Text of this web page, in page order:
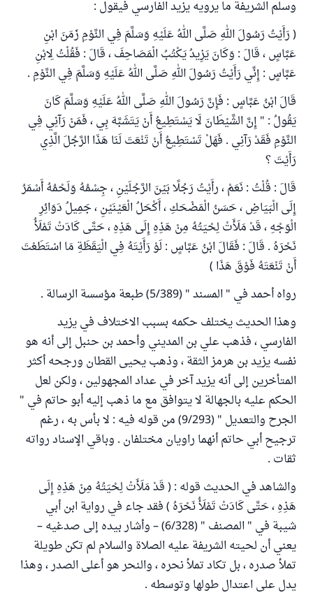
وسلم الشريفة ما يرويه يزيد الفارسي فيقول :
( رَأَيْتُ رَسُولَ اللهِ صَلَّى اللهُ عَلَيْهِ وَسَلَّمَ فِي النَّوْمِ زَمَنَ ابْنِ
عَبَّاسٍ ، قَالَ : وَكَانَ يَزِيدُ يَكْتُبُ الْمَصَاحِفَ ، قَالَ : فَقُلْتُ لِابْنِ
عَبَّاسٍ : إِنِّي رَأَيْتُ رَسُولَ اللهِ صَلَّى اللهُ عَلَيْهِ وَسَلَّمَ فِي النَّوْمِ .
قَالَ ابْنُ عَبَّاسٍ : فَإِنَّ رَسُولَ اللهِ صَلَّى اللهُ عَلَيْهِ وَسَلَّمَ كَانَ
يَقُولُ : " إِنَّ الشَّيْطَانَ لَا يَسْتَطِيعُ أَنْ يَتَشَبَّهَ بِي ، فَمَنْ رَآنِي فِي
النَّوْمِ فَقَدْ رَآنِي . فَهَلْ تَسْتَطِيعُ أَنْ تَنْعَتَ لَنَا هَذَا الرَّجُلَ الَّذِي
رَأَيْتَ ؟
قَالَ : قُلْتُ : نَعَمْ ، رأَيْتُ رَجُلًا بَيْنَ الرَّجُلَيْنِ ، جِسْمُهُ وَلَحْمُهُ أَسْمَرُ
إِلَى الْبَيَاضِ ، حَسَنُ الْمَضْحَكِ ، أَكْحَلُ الْعَيْنَيْنِ ، جَمِيلُ دَوَائِرِ
الْوَجْهِ ، قَدْ مَلَأَتْ لِحْيَتُهُ مِنْ هَذِهِ إِلَى هَذِهِ ، حَتَّى كَادَتْ تَمْلَأُ
نَحْرَهُ . قَالَ : فَقَالَ ابْنُ عَبَّاسٍ : لَوْ رَأَيْتَهُ فِي الْيَقَظَةِ مَا اسْتَطَعْتَ
أَنْ تَنْعَتَهُ فَوْقَ هَذَا )
رواه أحمد في " المسند " (5/389) طبعة مؤسسة الرسالة .
وهذا الحديث يختلف حكمه بسبب الاختلاف في يزيد
الفارسي ، فذهب علي بن المديني وأحمد بن حنبل إلى أنه هو
نفسه يزيد بن هرمز الثقة ، وذهب يحيى القطان ورجحه أكثر
المتأخرين إلى أنه يزيد آخر في عداد المجهولين ، ولكن لعل
الحكم عليه بالجهالة لا يتوافق مع ما ذهب إليه أبو حاتم في "
الجرح والتعديل " (9/293) من قوله فيه : لا بأس به ، رغم
ترجيح أبي حاتم أنهما راويان مختلفان . وباقي الإسناد رواته
ثقات .
والشاهد في الحديث قوله : ( قَدْ مَلَأَتْ لِحْيَتُهُ مِنْ هَذِهِ إِلَى
هَذِهِ ، حَتَّى كَادَتْ تَمْلَأُ نَحْرَهُ ) فقد جاء في رواية ابن أبي
شيبة في " المصنف " (6/328) – وأشار بيده إلى صدغيه –
يعني أن لحيته الشريفة عليه الصلاة والسلام لم تكن طويلة
تملأ صدره ، بل تكاد تملأ نحره ، والنحر هو أعلى الصدر ، وهذا
يدل على اعتدال طولها وتوسطه .